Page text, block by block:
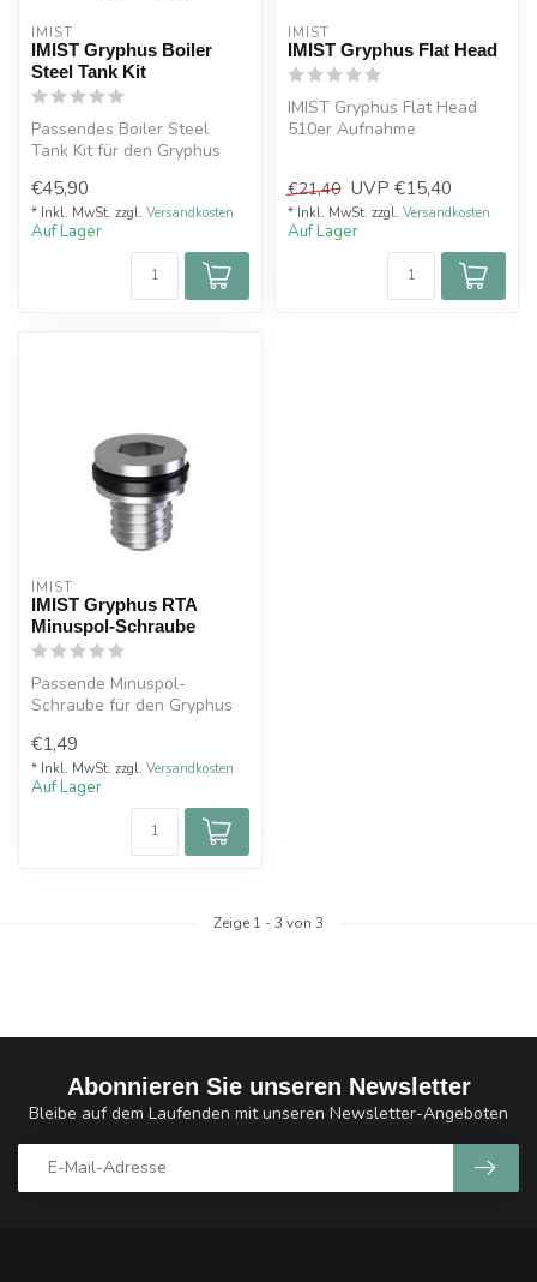
IMIST
IMIST Gryphus Boiler
Steel Tank Kit
Passendes Boiler Steel
Tank Kit für den Gryphus
Boiler St...
€45,90
* Inkl. MwSt. zzgl. Versandkosten
Auf Lager
IMIST
IMIST Gryphus Flat Head
IMIST Gryphus Flat Head
510er Aufnahme
€21,40 UVP €15,40
* Inkl. MwSt. zzgl. Versandkosten
Auf Lager
IMIST
IMIST Gryphus RTA
Minuspol-Schraube
Passende Minuspol-
Schraube für den Gryphus
€1,49
* Inkl. MwSt. zzgl. Versandkosten
Auf Lager
Zeige 1 -3 von 3
Abonnieren Sie unseren Newsletter
Bleibe auf dem Laufenden mit unseren Newsletter-Angeboten